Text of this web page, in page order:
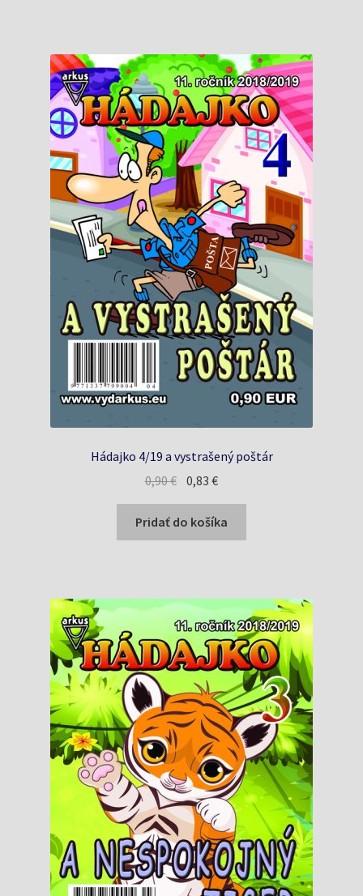
Hádajko 4/19 a vystrašený poštár
0,90€ Pôvodná
cena
bola:
0,90 €.
0,83€Aktuálna
cena
je:
0,83 €.
Pridať do košíka